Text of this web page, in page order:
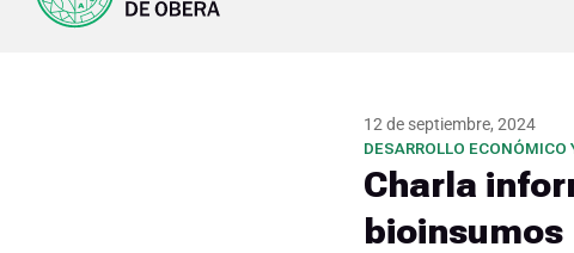
12 de septiembre, 2024
DESARROLLO ECONÓMICO
Charla
bioinsumos